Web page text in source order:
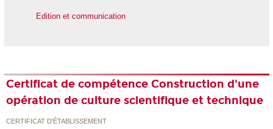
Edition et communication
Certificat de compétence Construction d'une
opération de culture scientifique et technique
CERTIFICAT D'ÉTABLISSEMENT